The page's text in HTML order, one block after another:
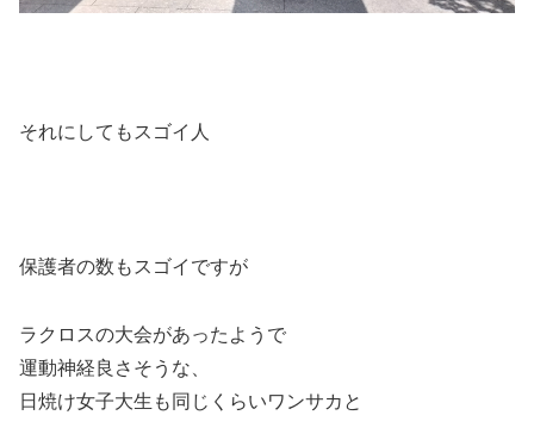
それにしてもスゴイ人
保護者の数もスゴイですが
ラクロスの大会があったようで
運動神経良さそうな、
日焼け女子大生も同じくらいワンサカと